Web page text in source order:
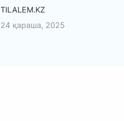
TILALEM.KZ
24 қараша, 2025